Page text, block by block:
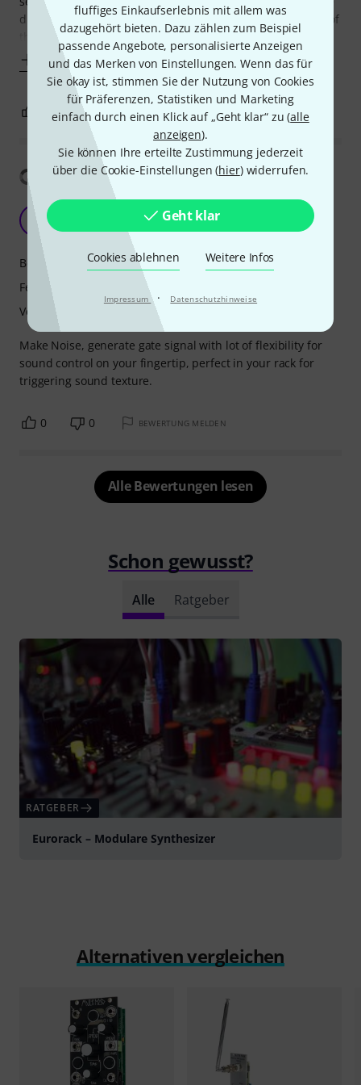
fluffiges Einkaufserlebnis mit allem was
dazugehört bieten. Dazu zählen zum Beispiel
passende Angebote, personalisierte Anzeigen
und das Merken von Einstellungen. Wenn das für
Sie okay ist, stimmen Sie der Nutzung von Cookies
für Präferenzen, Statistiken und Marketing
einfach durch einen Klick auf „Geht klar“ zu (alle
anzeigen).
Sie können Ihre erteilte Zustimmung jederzeit
über die Cookie-Einstellungen (hier) widerrufen.
Geht klar
Cookies ablehnen Weitere Infos
Impressum · Datenschutzhinweise
different. There is a fine adjustment screw on the bottom of
the module for
Mehr anzeigen
BEWERTUNG MELDEN
Übersetzung anzeigen
j.G @Skippinghigh 23.06.2024
Make Noise, generate gate signal with lot of flexibility for
sound control on your fingertip, perfect in your rack for
triggering sound texture.
Bedienung
Features
Verarbeitung
0 0 BEWERTUNG MELDEN
Alle Bewertungen lesen
Schon gewusst?
Alle Ratgeber
RATGEBER
Eurorack – Modulare Synthesizer
Alternativen vergleichen